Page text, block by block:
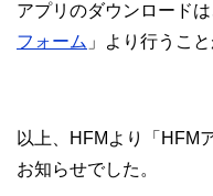
アプリのダウンロード
フォーム 」より行うこ
以上、HFMより「HFM
お知らせでした。